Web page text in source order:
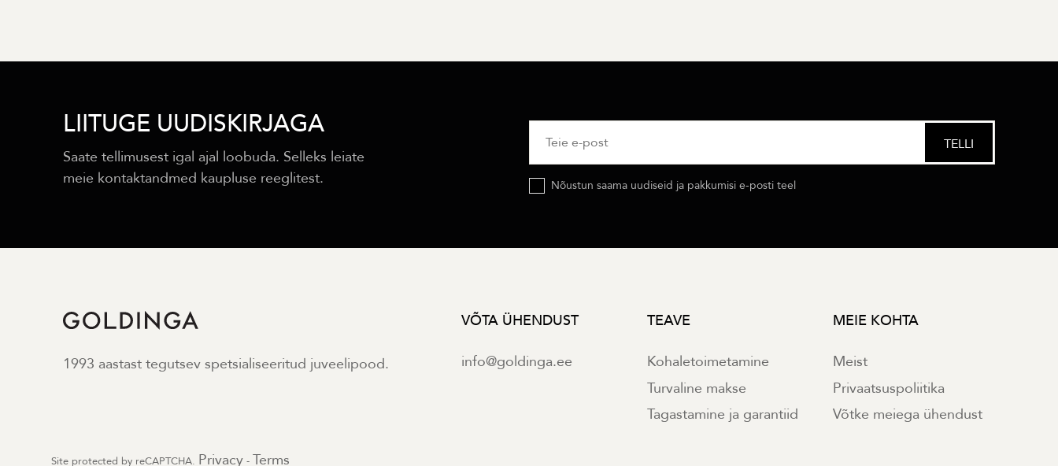
LIITUGE UUDISKIRJAGA
Saate tellimusest igal ajal loobuda. Selleks leiate
meie kontaktandmed kaupluse reeglitest.
Nõustun saama uudiseid ja pakkumisi e-posti teel
1993 aastast tegutsev spetsialiseeritud juveelipood.
VÕTA ÜHENDUST
info@goldinga.ee
TEAVE
Kohaletoimetamine
Turvaline makse
Tagastamine ja garantiid
MEIE KOHTA
Meist
Privaatsuspoliitika
Võtke meiega ühendust
Site protected by reCAPTCHA. Privacy - Terms